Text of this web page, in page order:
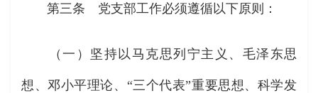
第三条 党支部工作必须遵循以下原则：
（一）坚持以马克思列宁主义、毛泽东思
想、邓小平理论、“三个代表”重要思想、科学发